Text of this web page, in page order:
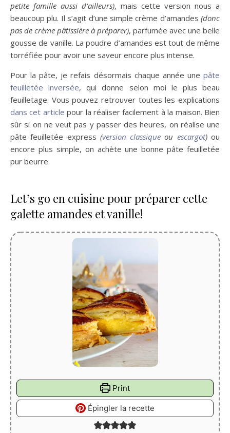
petite famille aussi d’ailleurs), mais cette version nous a
beaucoup plu. Il s’agit d’une simple crème d’amandes (donc
pas de crème pâtissière à préparer), parfumée avec une belle
gousse de vanille. La poudre d’amandes est tout de même
torréfiée pour avoir une saveur encore plus intense.
Pour la pâte, je refais désormais chaque année une pâte
feuilletée inversée, qui donne selon moi le plus beau
feuilletage. Vous pouvez retrouver toutes les explications
dans cet article pour la réaliser facilement à la maison. Bien
sûr si on ne veut pas y passer des heures, on réalise une
pâte feuilletée express (version classique ou escargot)ou
encore plus simple, on achète une bonne pâte feuilletée
pur beurre.
Let’s go en cuisine pour préparer cette
galette amandes et vanille!
Print
Épingler la recette